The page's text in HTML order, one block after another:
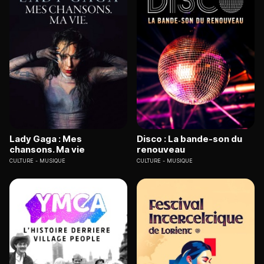
Lady Gaga : Mes
chansons. Ma vie
CULTURE MUSIQUE
Disco : La bande-son du
renouveau
CULTURE MUSIQUE